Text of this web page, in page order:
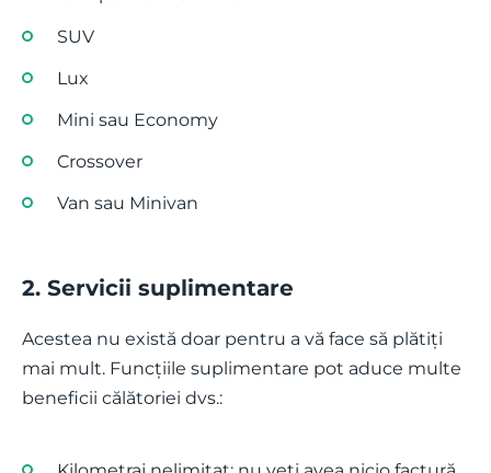
SUV
Lux
Mini sau Economy
Crossover
Van sau Minivan
2. Servicii suplimentare
Acestea nu există doar pentru a vă face să plătiți
mai mult. Funcțiile suplimentare pot aduce multe
beneficii călătoriei dvs.: